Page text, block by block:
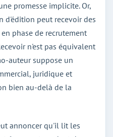
promesse implicite. Or,
d'édition peut recevoir des
phase de recrutement
n'est pas équivalent
auteur suppose un
juridique et
bien au-delà de la
annoncer qu'il lit les